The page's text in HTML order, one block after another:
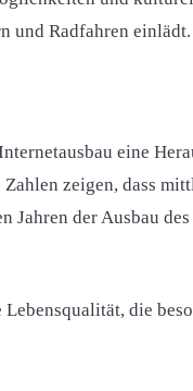
und Radfahren einlädt.
eine
zeigen, dass
der Ausbau
die